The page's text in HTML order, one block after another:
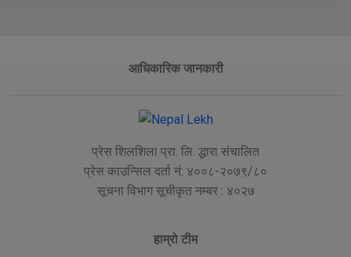
आधिकारिक जानकारी
प्रेस शिलशिला प्रा. लि. द्धारा संचालित
प्रेस काउन्सिल दर्ता नं: ४००८-२०७९/८०
सूचना विभाग सूचीकृत नम्बर : ४०२७
हाम्रो टीम